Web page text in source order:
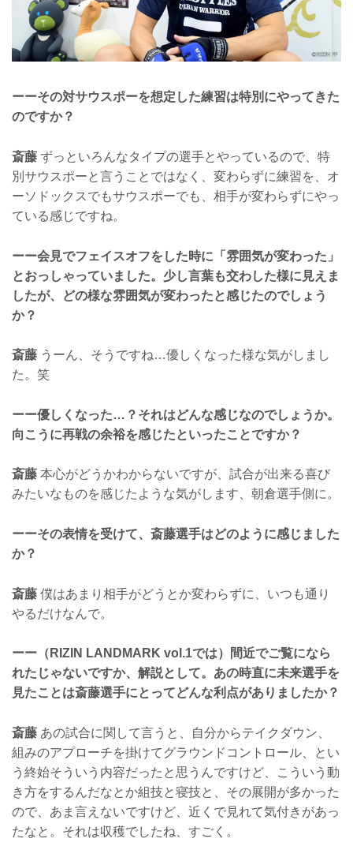
ーーその対サウスポーを想定した練習は特別にやってきた
のですか？
斎藤 ずっといろんなタイプの選手とやっているので、特
別サウスポーと言うことではなく、変わらずに練習を、オ
ーソドックスでもサウスポーでも、相手が変わらずにやっ
ている感じですね。
ーー会見でフェイスオフをした時に「雰囲気が変わった」
とおっしゃっていました。少し言葉も交わした様に見えま
したが、どの様な雰囲気が変わったと感じたのでしょう
か？
斎藤 うーん、そうですね…優しくなった様な気がしまし
た。笑
ーー優しくなった…？それはどんな感じなのでしょうか。
向こうに再戦の余裕を感じたといったことですか？
斎藤 本心がどうかわからないですが、試合が出来る喜び
みたいなものを感じたような気がします、朝倉選手側に。
ーーその表情を受けて、斎藤選手はどのように感じました
か？
斎藤 僕はあまり相手がどうとか変わらずに、いつも通り
やるだけなんで。
ーー（RIZIN LANDMARK vol.1では）間近でご覧になら
れたじゃないですか、解説として。あの時直に未来選手を
見たことは斎藤選手にとってどんな利点がありましたか？
斎藤 あの試合に関して言うと、自分からテイクダウン、
組みのアプローチを掛けてグラウンドコントロール、とい
う終始そういう内容だったと思うんですけど、こういう動
き方をするんだなとか組技と寝技と、その展開が多かった
ので、あま言えないですけど、近くで見れて気付きがあっ
たなと。それは収穫でしたね、すごく。